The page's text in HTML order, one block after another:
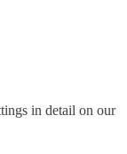
in detail on our